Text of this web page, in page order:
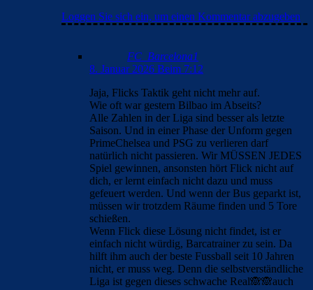
Loggen Sie sich ein, um einen Kommentar abzugeben
FC_Barcelona1
8. Januar 2026 Beim 7:12
Jaja, Flicks Taktik geht nicht mehr auf.
Wie oft war gestern Bilbao im Abseits?
Alle Zahlen in der Liga sind besser als letzte
Saison. Und in einer Phase der Unform gegen
PrimeChelsea und PSG zu verlieren darf
natürlich nicht passieren. Wir MÜSSEN JEDES
Spiel gewinnen, ansonsten hört Flick nicht auf
dich, er lernt einfach nicht dazu und muss
gefeuert werden. Und wenn der Bus geparkt ist,
müssen wir trotzdem Räume finden und 5 Tore
schießen.
Wenn Flick diese Lösung nicht findet, ist er
einfach nicht würdig, Barcatrainer zu sein. Da
hilft ihm auch der beste Fussball seit 10 Jahren
nicht, er muss weg. Denn die selbstverständliche
Liga ist gegen dieses schwache Real🙈🙈auch